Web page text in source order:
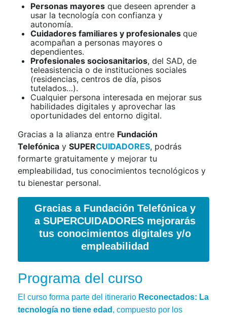
Personas mayores que deseen aprender a
usar la tecnología con confianza y
autonomía.
Cuidadores familiares y profesionales que
acompañan a personas mayores o
dependientes.
Profesionales sociosanitarios, del SAD, de
teleasistencia o de instituciones sociales
(residencias, centros de día, pisos
tutelados…).
Cualquier persona interesada en mejorar sus
habilidades digitales y aprovechar las
oportunidades del entorno digital.
Gracias a la alianza entre Fundación
Telefónica y SUPERCUIDADORES, podrás
formarte gratuitamente y mejorar tu
empleabilidad, tus conocimientos tecnológicos y
tu bienestar personal.
Gracias a Fundación Telefónica y
a SUPERCUIDADORES mejorarás
tus conocimientos digitales y/o
empleabilidad
Programa del curso
El curso forma parte del itinerario Reconectados: La
tecnología no tiene edad , compuesto por los